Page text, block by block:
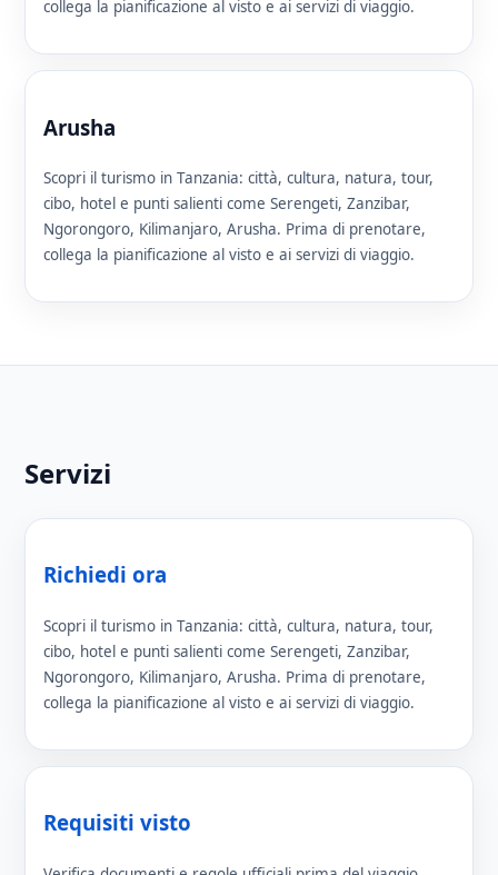
collega la pianificazione al visto e ai servizi di viaggio.
Arusha
Scopri il turismo in Tanzania: città, cultura, natura, tour,
cibo, hotel e punti salienti come Serengeti, Zanzibar,
Ngorongoro, Kilimanjaro, Arusha. Prima di prenotare,
collega la pianificazione al visto e ai servizi di viaggio.
Servizi
Richiedi ora
Scopri il turismo in Tanzania: città, cultura, natura, tour,
cibo, hotel e punti salienti come Serengeti, Zanzibar,
Ngorongoro, Kilimanjaro, Arusha. Prima di prenotare,
collega la pianificazione al visto e ai servizi di viaggio.
Requisiti visto